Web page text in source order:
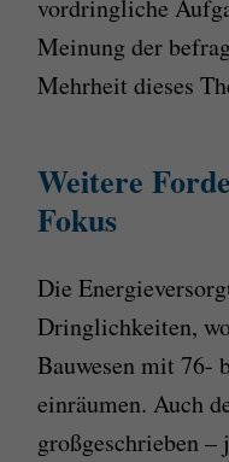
vordringliche
Meinung der
Mehrheit dieses
Weitere
Fokus
Die
Dringlichkeiten,
Bauwesen mit 76-
einräumen. Auch
großgeschrieben